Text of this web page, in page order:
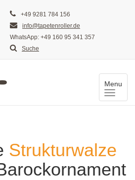
+49 9281 784 156
info@tapetenroller.de
WhatsApp: +49 160 95 341 357
Suche
Menu
Toggle
Strukturwalze